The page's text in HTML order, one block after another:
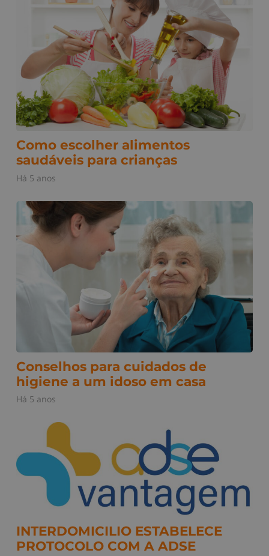
Como escolher alimentos
saudáveis para crianças
Há 5 anos
Conselhos para cuidados de
higiene a um idoso em casa
Há 5 anos
INTERDOMICILIO ESTABELECE
PROTOCOLO COM A ADSE